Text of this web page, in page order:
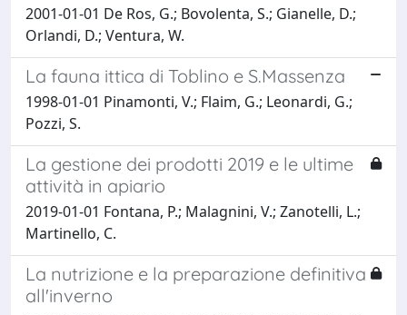
2001-01-01 De Ros, G.; Bovolenta, S.; Gianelle, D.;
Orlandi, D.; Ventura, W.
La fauna ittica di Toblino e S.Massenza
1998-01-01 Pinamonti, V.; Flaim, G.; Leonardi, G.;
Pozzi, S.
La gestione dei prodotti 2019 e le ultime
attività in apiario
2019-01-01 Fontana, P.; Malagnini, V.; Zanotelli, L.;
Martinello, C.
La nutrizione e la preparazione definitiva
all'inverno